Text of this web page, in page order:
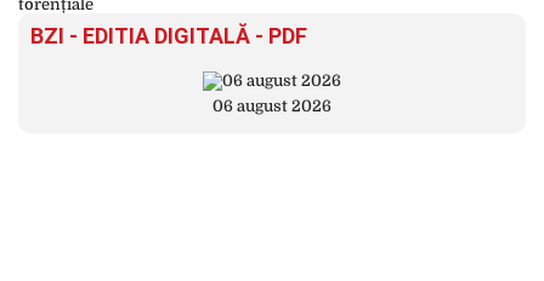
BZI - EDITIA DIGITALĂ - PDF
06 august 2026